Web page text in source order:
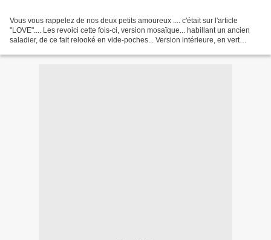
Vous vous rappelez de nos deux petits amoureux .... c'était sur l'article
"LOVE".... Les revoici cette fois-ci, version mosaïque... habillant un ancien
saladier, de ce fait relooké en vide-poches... Version intérieure, en vert